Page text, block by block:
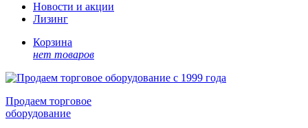
Новости и акции
Лизинг
Корзина
нет товаров
Продаем торговое
оборудование